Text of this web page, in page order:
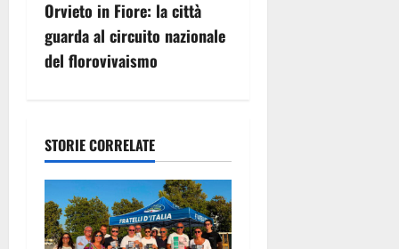
z
i
n
e
a
Orvieto in Fiore: la città
guarda al circuito nazionale
del florovivaismo
STORIE CORRELATE